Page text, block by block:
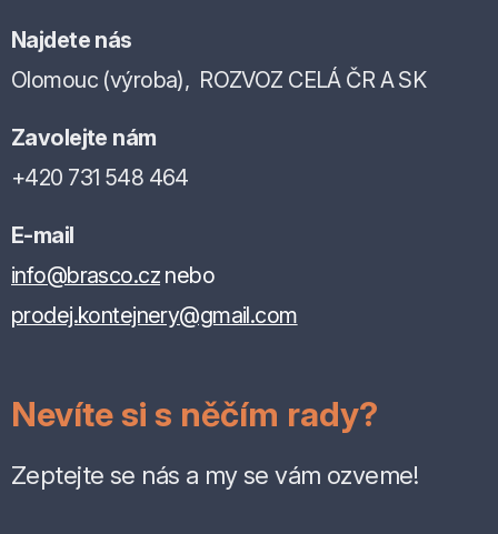
Najdete nás
Olomouc (výroba), ROZVOZ CELÁ ČR A SK
Zavolejte nám
+420 731 548 464
E-mail
info@brasco.cz nebo
prodej.kontejnery@gmail.com
Nevíte si s něčím rady?
Zeptejte se nás a my se vám ozveme!